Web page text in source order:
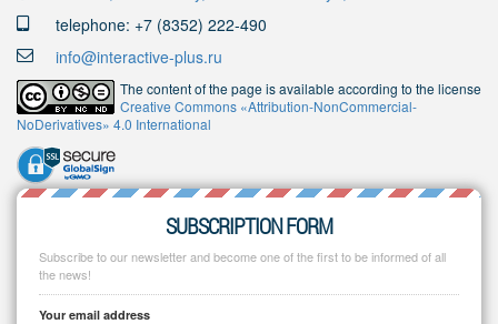
telephone: +7 (8352) 222-490
info@interactive-plus.ru
The content of the page is available according to the license
Creative Commons «Attribution-NonCommercial-
NoDerivatives» 4.0 International
SUBSCRIPTION FORM
Subscribe to our newsletter and become one of the first to be informed of all
the news!
Your email address